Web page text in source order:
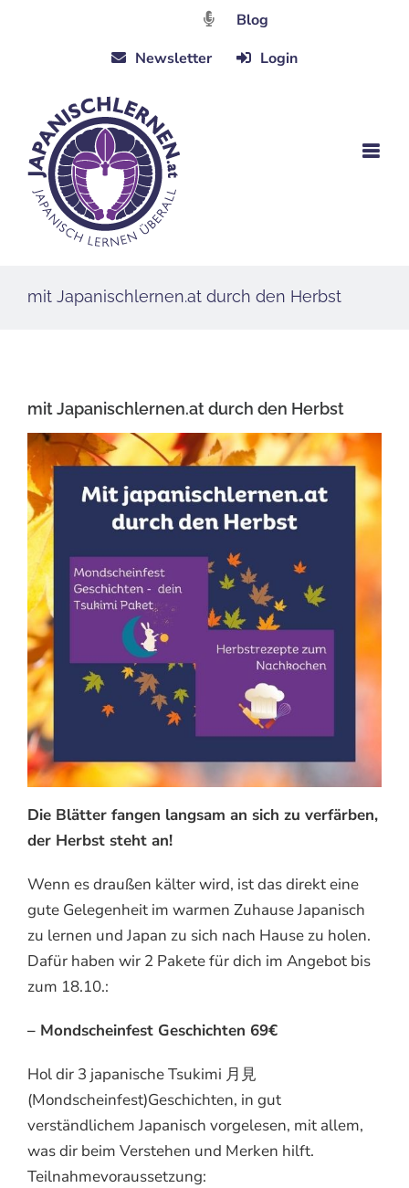
Blog
Newsletter
Login
mit Japanischlernen.at durch den Herbst
mit Japanischlernen.at durch den Herbst
Die Blätter fangen langsam an sich zu verfärben,
der Herbst steht an!
Wenn es draußen kälter wird, ist das direkt eine
gute Gelegenheit im warmen Zuhause Japanisch
zu lernen und Japan zu sich nach Hause zu holen.
Dafür haben wir 2 Pakete für dich im Angebot bis
zum 18.10.:
– Mondscheinfest Geschichten 69€
Hol dir 3 japanische Tsukimi 月見
(Mondscheinfest)Geschichten, in gut
verständlichem Japanisch vorgelesen, mit allem,
was dir beim Verstehen und Merken hilft.
Teilnahmevoraussetzung: